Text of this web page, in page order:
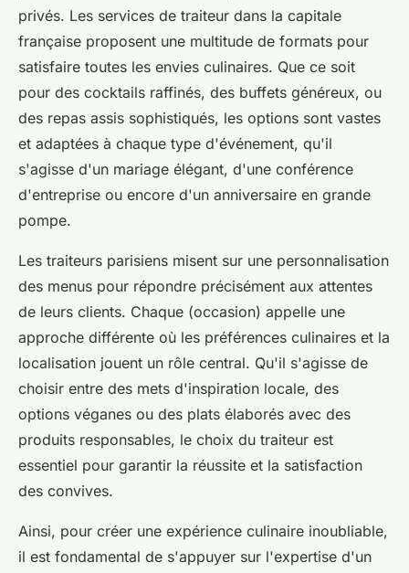
privés. Les services de traiteur dans la capitale
française proposent une multitude de formats pour
satisfaire toutes les envies culinaires. Que ce soit
pour des cocktails raffinés, des buffets généreux, ou
des repas assis sophistiqués, les options sont vastes
et adaptées à chaque type d'événement, qu'il
s'agisse d'un mariage élégant, d'une conférence
d'entreprise ou encore d'un anniversaire en grande
pompe.
Les traiteurs parisiens misent sur une personnalisation
des menus pour répondre précisément aux attentes
de leurs clients. Chaque (occasion) appelle une
approche différente où les préférences culinaires et la
localisation jouent un rôle central. Qu'il s'agisse de
choisir entre des mets d'inspiration locale, des
options véganes ou des plats élaborés avec des
produits responsables, le choix du traiteur est
essentiel pour garantir la réussite et la satisfaction
des convives.
Ainsi, pour créer une expérience culinaire inoubliable,
il est fondamental de s'appuyer sur l'expertise d'un